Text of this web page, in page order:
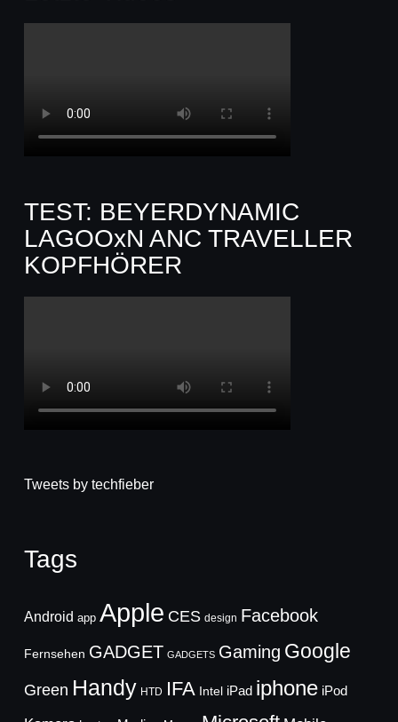
TEST: BEYERDYNAMIC
LAGOOxN ANC TRAVELLER
KOPFHÖRER
Tweets by techfieber
Tags
Android app Apple CES design Facebook
Fernsehen GADGET GADGETS Gaming Google
Green Handy HTD IFA Intel iPad iphone iPod